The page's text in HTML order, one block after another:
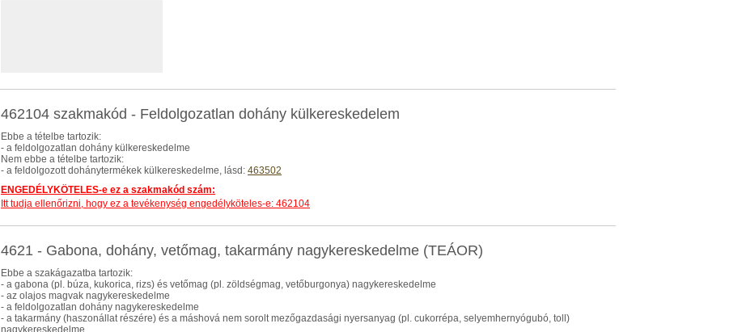
462104 szakmakód - Feldolgozatlan dohány külkereskedelem
Ebbe a tételbe tartozik:
- a feldolgozatlan dohány külkereskedelme
Nem ebbe a tételbe tartozik:
- a feldolgozott dohánytermékek külkereskedelme, lásd: 463502
ENGEDÉLYKÖTELES-e ez a szakmakód szám:
Itt tudja ellenőrizni, hogy ez a tevékenység engedélyköteles-e: 462104
4621 - Gabona, dohány, vetőmag, takarmány nagykereskedelme (TEÁOR)
Ebbe a szakágazatba tartozik:
- a gabona (pl. búza, kukorica, rizs) és vetőmag (pl. zöldségmag, vetőburgonya) nagykereskedelme
- az olajos magvak nagykereskedelme
- a feldolgozatlan dohány nagykereskedelme
- a takarmány (haszonállat részére) és a máshová nem sorolt mezőgazdasági nyersanyag (pl. cukorrépa, selyemhernyógubó, toll)
nagykereskedelme